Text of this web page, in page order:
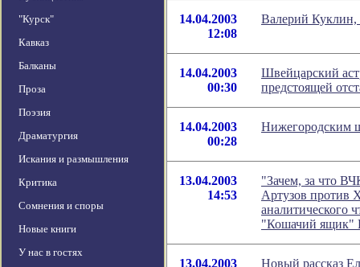
"Курск"
Кавказ
Балканы
Проза
Поэзия
Драматургия
Искания и размышления
Критика
Сомнения и споры
Новые книги
У нас в гостях
14.04.2003
12:08
Валерий Куклин,
14.04.2003
00:30
Швейцарский
предстоящей
14.04.2003
00:28
Нижегородским
13.04.2003
14:53
"Зачем, за что
Артузов против
аналитического
"Кошачий ящик"
13.04.2003
Новый рассказ